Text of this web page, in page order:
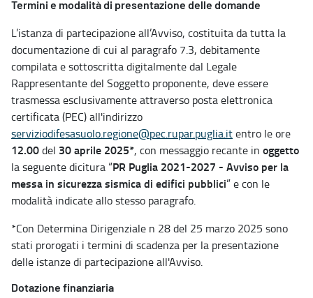
Termini e modalità di presentazione delle domande
L’istanza di partecipazione all’Avviso, costituita da tutta la
documentazione di cui al paragrafo 7.3, debitamente
compilata e sottoscritta digitalmente dal Legale
Rappresentante del Soggetto proponente, deve essere
trasmessa esclusivamente attraverso posta elettronica
certificata (PEC) all'indirizzo
serviziodifesasuolo.regione@pec.rupar.puglia.itentro le ore
12.00del 30 aprile 2025*, con messaggio recante in oggetto
la seguente dicitura “PR Puglia 2021-2027 - Avviso per la
messa in sicurezza sismica di edifici pubblici” e con le
modalità indicate allo stesso paragrafo.
*Con Determina Dirigenziale n 28 del 25 marzo 2025 sono
stati prorogati i termini di scadenza per la presentazione
delle istanze di partecipazione all'Avviso.
Dotazione finanziaria